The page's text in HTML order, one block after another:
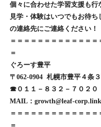
個々に合わせた学習支援も行
見学・体験はいつでもお待
の連絡先にご連絡ください！
＝＝＝＝＝＝＝＝＝＝＝＝
＝
ぐろーす豊平
〒062-0904 札幌市豊平４条
☎０１１－８３２－７０２０
MAIL：growth@leaf-corp.link
＝＝＝＝＝＝＝＝＝＝＝＝
＝